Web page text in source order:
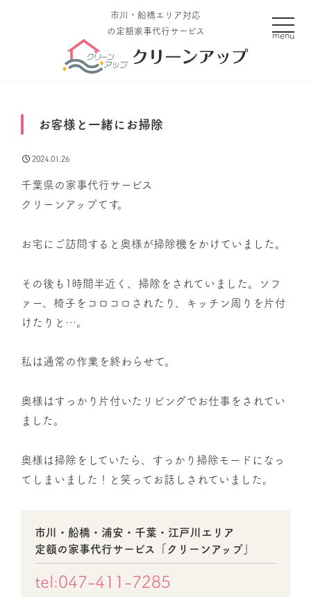
市川・船橋エリア対応
の定額家事代行サービス
toggle
お客様と一緒にお掃除
2024.01.26
千葉県の家事代行サービス
クリーンアップてす。
お宅にご訪問すると奥様が掃除機をかけていました。
その後も1時間半近く、掃除をされていました。ソフ
ァー、椅子をコロコロされたり、キッチン周りを片付
けたりと…。
私は通常の作業を終わらせて。
奥様はすっかり片付いたリビングでお仕事をされてい
ました。
奥様は掃除をしていたら、すっかり掃除モードになっ
てしまいました！と笑ってお話しされていました。
市川・船橋・浦安・千葉・江戸川エリア
定額の家事代行サービス「クリーンアップ」
tel:047-411-7285